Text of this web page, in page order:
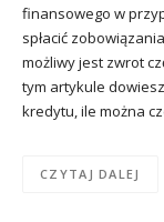
finansowego w
spłacić
możliwy jest zwrot
tym artykule
kredytu, ile można
CZYTAJ DALEJ